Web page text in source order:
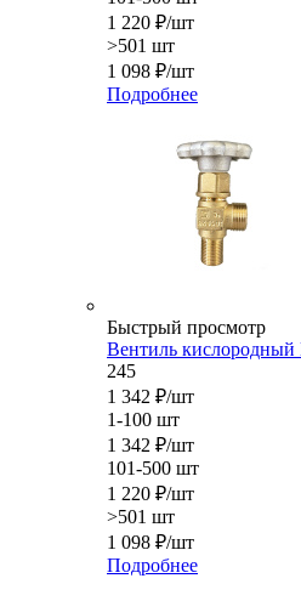
1 220 ₽/шт
>501 шт
1 098 ₽/шт
Подробнее
Быстрый просмотр
Вентиль
245
1 342 ₽/шт
1-100 шт
1 342 ₽/шт
101-500 шт
1 220 ₽/шт
>501 шт
1 098 ₽/шт
Подробнее